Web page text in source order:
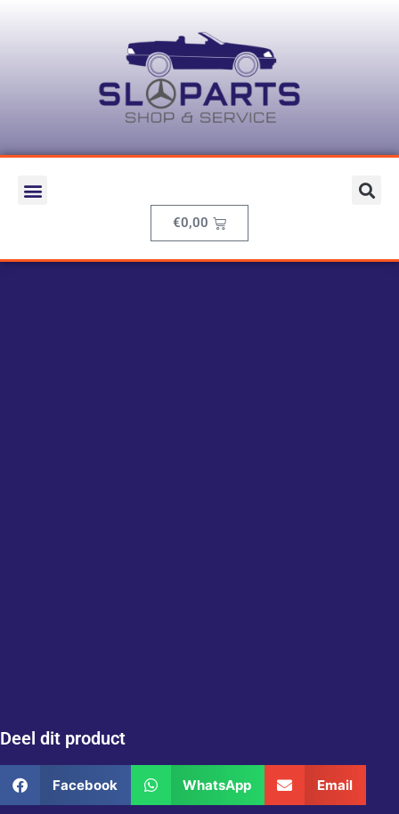
€0,00
Deel dit product
Facebook WhatsApp Email